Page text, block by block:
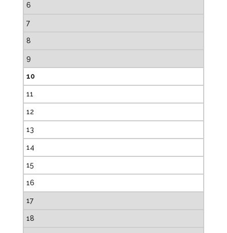
6
7
8
9
10
11
12
13
14
15
16
17
18